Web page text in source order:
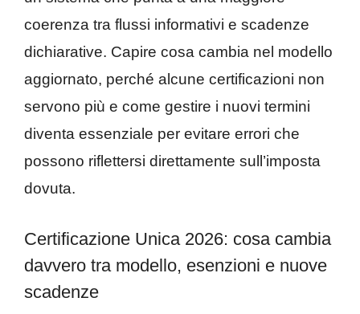
coerenza tra flussi informativi e scadenze
dichiarative. Capire cosa cambia nel modello
aggiornato, perché alcune certificazioni non
servono più e come gestire i nuovi termini
diventa essenziale per evitare errori che
possono riflettersi direttamente sull’imposta
dovuta.
Certificazione Unica 2026: cosa cambia
davvero tra modello, esenzioni e nuove
scadenze